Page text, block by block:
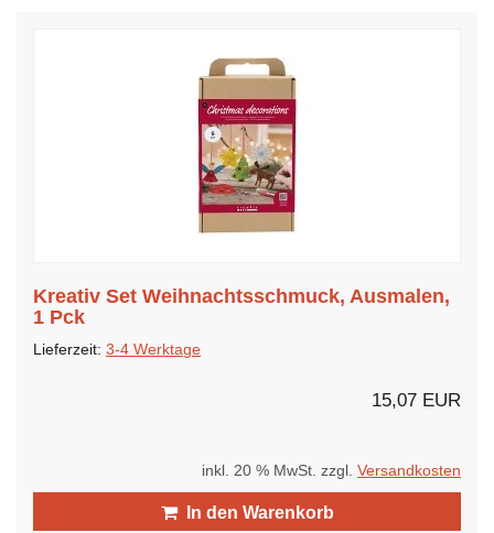
Kreativ Set Weihnachtsschmuck, Ausmalen,
1 Pck
Lieferzeit: 3-4 Werktage
15,07 EUR
inkl. 20 % MwSt. zzgl. Versandkosten
In den Warenkorb